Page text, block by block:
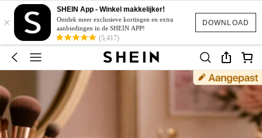
DOWNLOAD
×
SHEIN App - Winkel makkelijker!
Ontdek meer exclusieve kortingen en extra
aanbiedingen in de SHEIN APP!
(5,417)